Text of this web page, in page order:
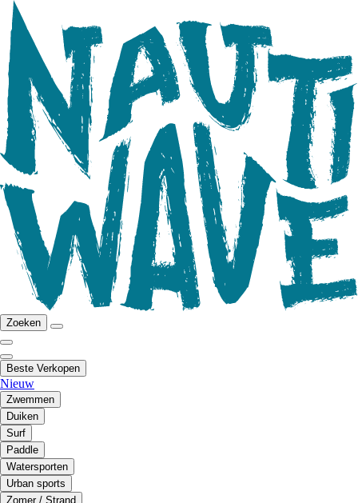
Zoeken
Beste Verkopen
Nieuw
Zwemmen
Duiken
Surf
Paddle
Watersporten
Urban sports
Zomer / Strand